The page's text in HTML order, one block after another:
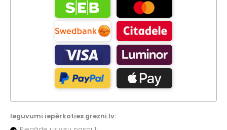
Ieguvumi iepērkoties grezni.lv: